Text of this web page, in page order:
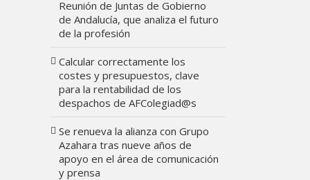
Reunión de Juntas de Gobierno
de Andalucía, que analiza el futuro
de la profesión
Calcular correctamente los
costes y presupuestos, clave
para la rentabilidad de los
despachos de AFColegiad@s
Se renueva la alianza con Grupo
Azahara tras nueve años de
apoyo en el área de comunicación
y prensa